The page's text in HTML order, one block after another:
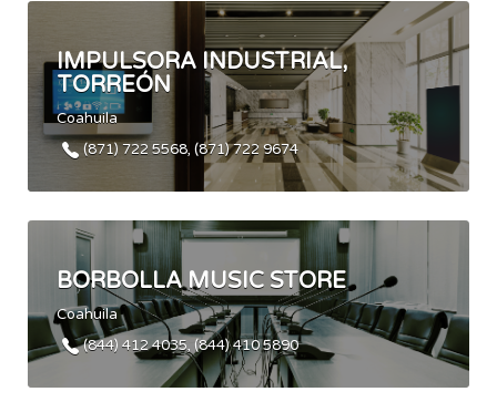
IMPULSORA INDUSTRIAL,
TORREÓN
Coahuila
(871) 722 5568, (871) 722 9674
BORBOLLA MUSIC STORE
Coahuila
(844) 412 4035, (844) 410 5890